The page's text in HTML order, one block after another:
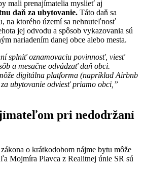
mali prenajímatelia myslieť aj
daň za ubytovanie. Táto daň sa
na ktorého území sa nehnuteľnosť
jej odvodu a spôsob vykazovania sú
nariadením danej obce alebo mesta.
splniť oznamovaciu povinnosť, viesť
a mesačne odvádzať daň obci.
digitálna platforma (napríklad Airbnb
ubytovanie odviesť priamo obci,”
pri nedodržaní
o krátkodobom nájme bytu môže
Mojmíra Plavca z Realitnej únie SR sú